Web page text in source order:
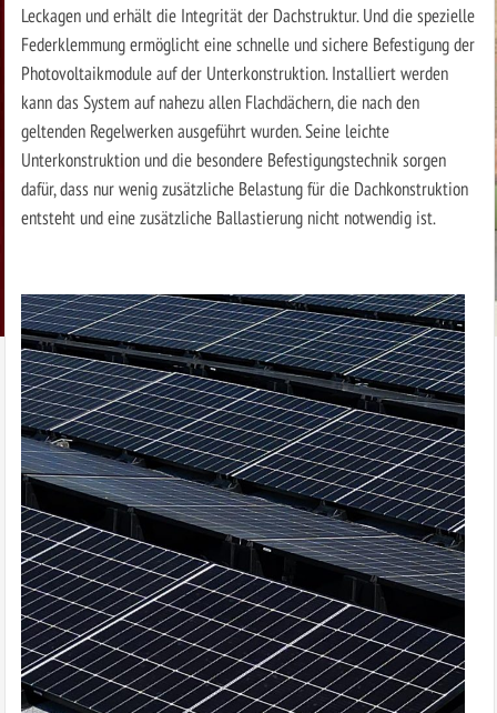
Leckagen und erhält die Integrität der Dachstruktur. Und die spezielle
Federklemmung ermöglicht eine schnelle und sichere Befestigung der
Photovoltaikmodule auf der Unterkonstruktion. Installiert werden
kann das System auf nahezu allen Flachdächern, die nach den
geltenden Regelwerken ausgeführt wurden. Seine leichte
Unterkonstruktion und die besondere Befestigungstechnik sorgen
dafür, dass nur wenig zusätzliche Belastung für die Dachkonstruktion
entsteht und eine zusätzliche Ballastierung nicht notwendig ist.